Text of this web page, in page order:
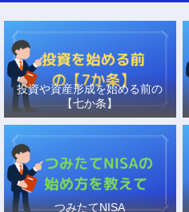
投資や資産形成を始める前の
【七か条】
つみたてNISA